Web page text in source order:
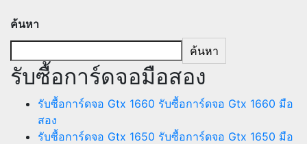
ค้นหา
ค้นหา
รับซื้อการ์ดจอมือสอง
รับซื้อการ์ดจอ Gtx 1660 รับซื้อการ์ดจอ Gtx 1660 มือ
สอง
รับซื้อการ์ดจอ Gtx 1650 รับซื้อการ์ดจอ Gtx 1650 มือ